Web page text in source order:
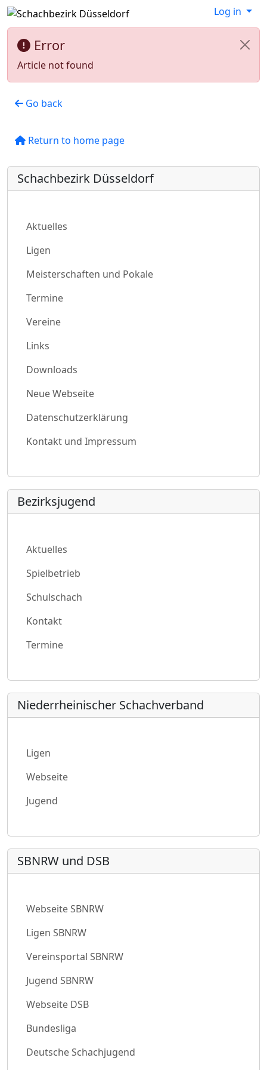
Log in
Error
Article not found
Go back
Return to home page
Schachbezirk Düsseldorf
Aktuelles
Ligen
Meisterschaften und Pokale
Termine
Vereine
Links
Downloads
Neue Webseite
Datenschutzerklärung
Kontakt und Impressum
Bezirksjugend
Aktuelles
Spielbetrieb
Schulschach
Kontakt
Termine
Niederrheinischer Schachverband
Ligen
Webseite
Jugend
SBNRW und DSB
Webseite SBNRW
Ligen SBNRW
Vereinsportal SBNRW
Jugend SBNRW
Webseite DSB
Bundesliga
Deutsche Schachjugend